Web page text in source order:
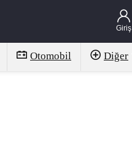
Giriş
Otomobil Diğer